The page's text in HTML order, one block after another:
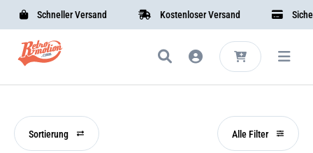
Schneller Versand Kostenloser Versand
Sortierung Alle Filter